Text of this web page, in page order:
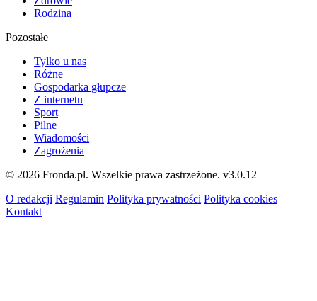
Rodzina
Pozostałe
Tylko u nas
Różne
Gospodarka głupcze
Z internetu
Sport
Pilne
Wiadomości
Zagrożenia
© 2026 Fronda.pl. Wszelkie prawa zastrzeżone. v3.0.12
O redakcji Regulamin Polityka prywatności Polityka cookies
Kontakt